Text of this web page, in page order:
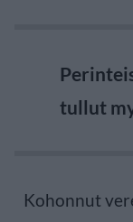
tullut
Kohonnut